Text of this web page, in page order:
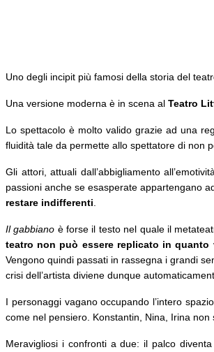
Uno degli incipit più famosi della storia del
Una versione moderna è in scena al Teatro
Lo spettacolo è molto valido grazie ad una
fluidità tale da permette allo spettatore di non
Gli attori, attuali dall’abbigliamento
passioni anche se esasperate appartengano
restare indifferenti
Il gabbiano è forse il testo nel quale il
teatro non può essere replicato in
Vengono quindi passati in rassegna i grandi
crisi dell’artista diviene dunque
I personaggi vagano occupando l’intero
come nel pensiero. Konstantin, Nina, Irina
Meravigliosi i confronti a due: il palco